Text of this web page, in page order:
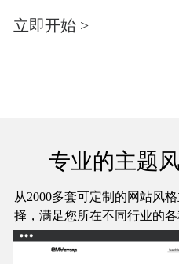
立即开始 >
专业的主题
从2000多套可定制的网站风
择，满足您所在不同行业的各